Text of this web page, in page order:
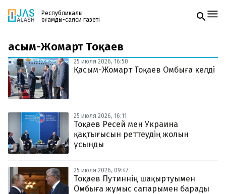
Республикалық
қоғамдық-саяси газеті
Жаңалықтар
Спорт
Live
Руханият
Аймақ
Архив
Заң және тәртіп
Редакциямен байланыс
+7 708 604 51 06
Жарнама бөлімі
Пошта
zhasalash100@gmail.com
Газетке жазылу
PDF форматтағы газетті ай сайын электронды
поштаңызға алып отырыңыз. Жаңа нөмір
шыққан сәтте сізге бірден жіберіледі. Тек email
Қасым-Жомарт Тоқаев
25 июля 2026, 16:50
Қасым-Жомарт Тоқаев Омбыға келді
25 июля 2026, 16:11
Тоқаев Ресей мен Украина
қақтығысын реттеудің жолын
ұсынды
25 июля 2026, 09:47
Тоқаев Путиннің шақыртуымен
Омбыға жұмыс сапарымен барады